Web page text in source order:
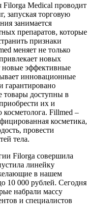
Filorga Medical проводит
запуская торговую
занимается
препаратов, которые
признаки
меняет не только
новых
новые эффективные
инновационные
гарантировано
товары доступны в
их и
косметолога. Fillmed –
косметика,
провести
тела.
Filorga совершила
линейку
в нашем
10 000 рублей. Сегодня
набрали массу
и специалистов